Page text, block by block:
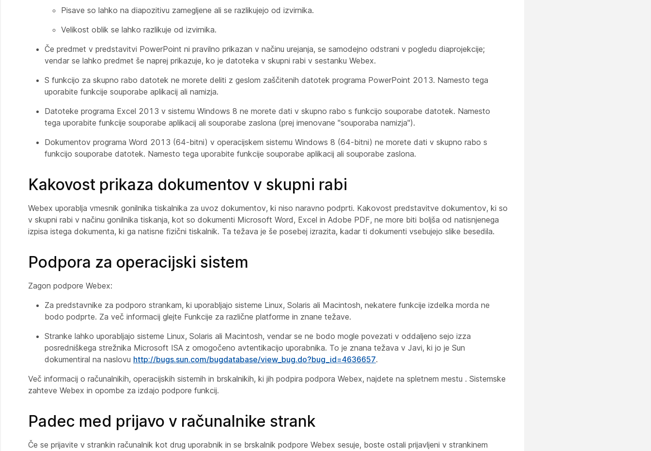
Pisave so lahko na diapozitivu zamegljene ali se razlikujejo od izvirnika.
Velikost oblik se lahko razlikuje od izvirnika.
Če predmet v predstavitvi PowerPoint ni pravilno prikazan v načinu urejanja, se samodejno odstrani v pogledu diaprojekcije;
vendar se lahko predmet še naprej prikazuje, ko je datoteka v skupni rabi v sestanku Webex.
S funkcijo za skupno rabo datotek ne morete deliti z geslom zaščitenih datotek programa PowerPoint 2013. Namesto tega
uporabite funkcije souporabe aplikacij ali namizja.
Datoteke programa Excel 2013 v sistemu Windows 8 ne morete dati v skupno rabo s funkcijo souporabe datotek. Namesto
tega uporabite funkcije souporabe aplikacij ali souporabe zaslona (prej imenovane "souporaba namizja").
Dokumentov programa Word 2013 (64-bitni) v operacijskem sistemu Windows 8 (64-bitni) ne morete dati v skupno rabo s
funkcijo souporabe datotek. Namesto tega uporabite funkcije souporabe aplikacij ali souporabe zaslona.
Kakovost prikaza dokumentov v skupni rabi
Webex uporablja vmesnik gonilnika tiskalnika za uvoz dokumentov, ki niso naravno podprti. Kakovost predstavitve dokumentov, ki so
v skupni rabi v načinu gonilnika tiskanja, kot so dokumenti Microsoft Word, Excel in Adobe PDF, ne more biti boljša od natisnjenega
izpisa istega dokumenta, ki ga natisne fizični tiskalnik. Ta težava je še posebej izrazita, kadar ti dokumenti vsebujejo slike besedila.
Podpora za operacijski sistem
Zagon podpore Webex:
Za predstavnike za podporo strankam, ki uporabljajo sisteme Linux, Solaris ali Macintosh, nekatere funkcije izdelka morda ne
bodo podprte. Za več informacij glejte Funkcije za različne platforme in znane težave.
Stranke lahko uporabljajo sisteme Linux, Solaris ali Macintosh, vendar se ne bodo mogle povezati v oddaljeno sejo izza
posredniškega strežnika Microsoft ISA z omogočeno avtentikacijo uporabnika. To je znana težava v Javi, ki jo je Sun
dokumentiral na naslovu http://bugs.sun.com/bugdatabase/view_bug.do?bug_id=4636657.
Več informacij o računalnikih, operacijskih sistemih in brskalnikih, ki jih podpira podpora Webex, najdete na spletnem mestu . Sistemske
zahteve Webex in opombe za izdajo podpore funkcij.
Padec med prijavo v računalnike strank
Če se prijavite v strankin računalnik kot drug uporabnik in se brskalnik podpore Webex sesuje, boste ostali prijavljeni v strankinem